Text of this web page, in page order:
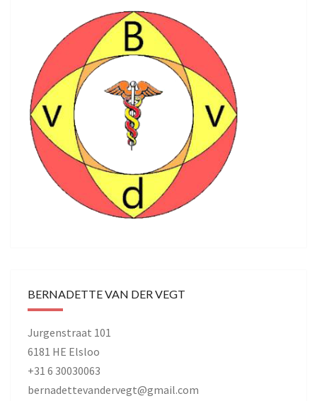
BERNADETTE VAN DER VEGT
Jurgenstraat 101
6181 HE Elsloo
+31 6 30030063
bernadettevandervegt@gmail.com